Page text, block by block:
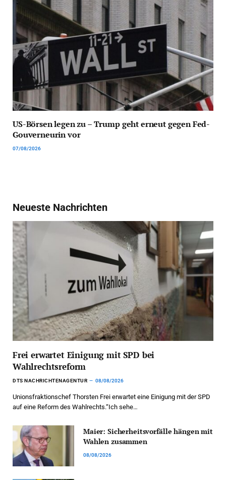
US-Börsen legen zu – Trump geht erneut gegen Fed-
Gouverneurin vor
07/08/2026
Neueste Nachrichten
Frei erwartet Einigung mit SPD bei
Wahlrechtsreform
DTS NACHRICHTENAGENTUR 08/08/2026
Unionsfraktionschef Thorsten Frei erwartet eine Einigung mit der SPD
auf eine Reform des Wahlrechts.“Ich sehe…
Maier: Sicherheitsvorfälle hängen mit
Wahlen zusammen
08/08/2026